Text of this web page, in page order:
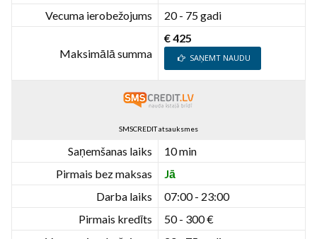
Vecuma ierobežojums
20 - 75 gadi
Maksimālā summa
€ 425
SAŅEMT NAUDU
SMSCREDIT atsauksmes
Saņemšanas laiks
10 min
Pirmais bez maksas
Jā
Darba laiks
07:00 - 23:00
Pirmais kredīts
50 - 300 €